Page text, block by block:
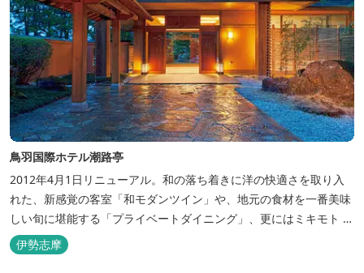
鳥羽国際ホテル潮路亭
2012年4月1日リニューアル。和の落ち着きに洋の快適さを取り入
れた、新感覚の客室「和モダンツイン」や、地元の食材を一番美味
しい旬に堪能する「プライベートダイニング」、更にはミキモト コ
スメティックスとの提携により実現した、日本初の「パールオーロ
ラ風呂」が誕生。
伊勢志摩